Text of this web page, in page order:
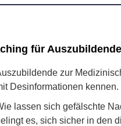
für
zur
Desinformationen kennen.
lassen sich gefälschte
es, sich sicher in den